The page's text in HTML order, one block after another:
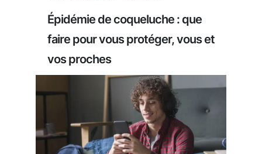
Épidémie de coqueluche : que
faire pour vous protéger, vous et
vos proches